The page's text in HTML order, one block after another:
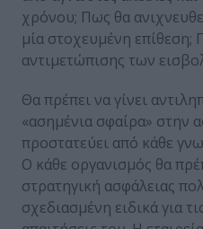
χρόνου; Πως θα
μία στοχευμένη επίθεση;
αντιμετώπισης των
Θα πρέπει να γίνει
«ασημένια σφαίρα» στην
προστατεύει από κάθε
Ο κάθε οργανισμός θα
στρατηγική ασφάλειας
σχεδιασμένη ειδικά για